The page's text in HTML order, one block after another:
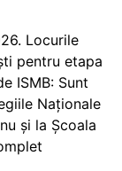
Locurile
pentru etapa
ISMB: Sunt
Naționale
și la Școala